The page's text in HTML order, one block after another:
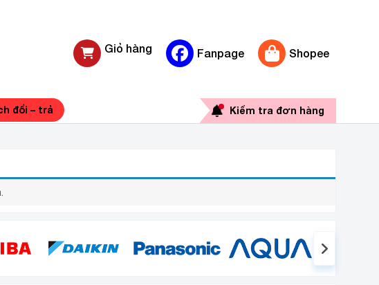
Giỏ hàng Fanpage Shopee
đổi – trả Kiểm tra đơn hàng